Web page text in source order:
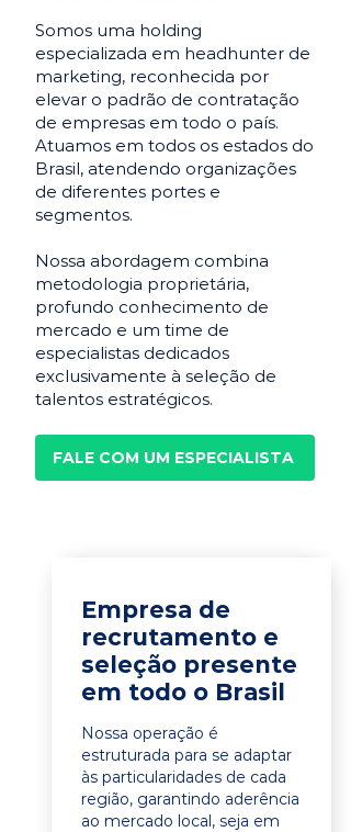
Somos uma holding
especializada em headhunter de
marketing, reconhecida por
elevar o padrão de contratação
de empresas em todo o país.
Atuamos em todos os estados do
Brasil, atendendo organizações
de diferentes portes e
segmentos.
Nossa abordagem combina
metodologia proprietária,
profundo conhecimento de
mercado e um time de
especialistas dedicados
exclusivamente à seleção de
talentos estratégicos.
FALE COM UM ESPECIALISTA
Empresa de
recrutamento e
seleção presente
em todo o Brasil
Nossa operação é
estruturada para se adaptar
às particularidades de cada
região, garantindo aderência
ao mercado local, seja em